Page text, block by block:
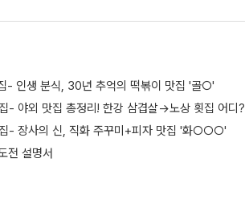
- 인생 분식, 30년 추억의 떡볶이 맛집 '골○'
- 야외 맛집 총정리! 한강 삼겹살→노상 횟집 어디?
- 장사의 신, 직화 주꾸미+피자 맛집 '화○○○'
전 설명서